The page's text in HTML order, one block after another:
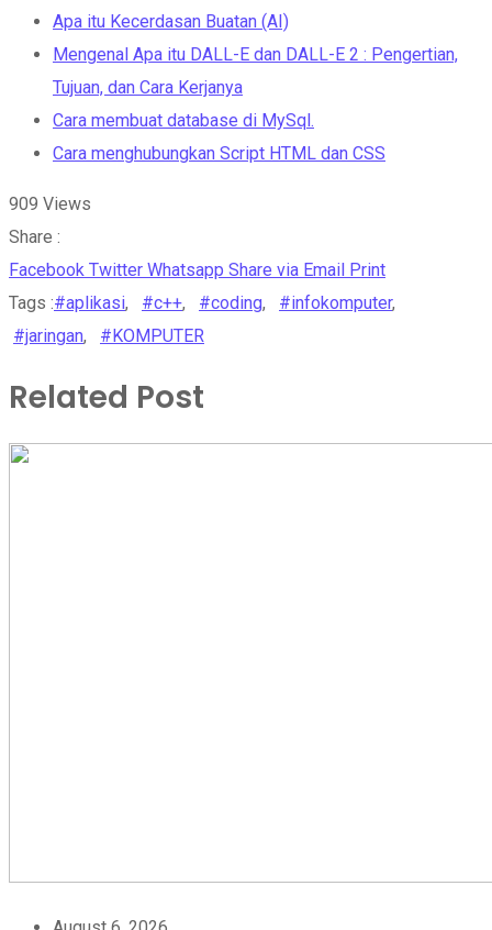
Apa itu Kecerdasan Buatan (AI)
Mengenal Apa itu DALL-E dan DALL-E 2 : Pengertian,
Tujuan, dan Cara Kerjanya
Cara membuat database di MySql.
Cara menghubungkan Script HTML dan CSS
909 Views
Share :
Facebook Twitter Whatsapp Share via Email Print
Tags :#aplikasi, #c++, #coding, #infokomputer,
#jaringan, #KOMPUTER
Related Post